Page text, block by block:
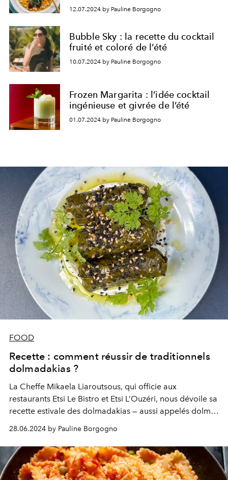
12.07.2024 by Pauline Borgogno
Bubble Sky : la recette du cocktail
fruité et coloré de l’été
10.07.2024 by Pauline Borgogno
Frozen Margarita : l’idée cocktail
ingénieuse et givrée de l’été
01.07.2024 by Pauline Borgogno
FOOD
Recette : comment réussir de traditionnels
dolmadakias ?
La Cheffe Mikaela Liaroutsous, qui officie aux
restaurants Etsi Le Bistro et Etsi L’Ouzéri, nous dévoile sa
recette estivale des dolmadakias — aussi appelés dolmas
28.06.2024 by Pauline Borgogno